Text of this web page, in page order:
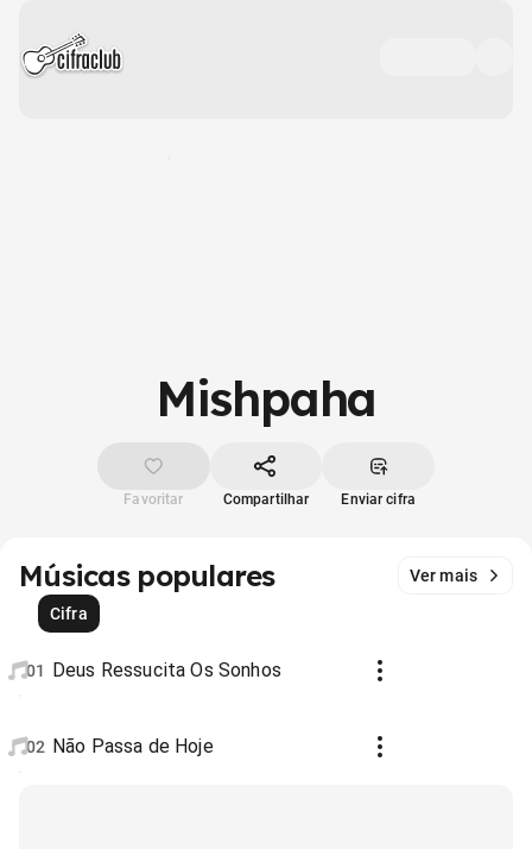
Mishpaha
Favoritar Compartilhar Enviar cifra
Músicas populares
Ver mais
Cifra
01 Deus Ressucita Os Sonhos
02 Não Passa de Hoje